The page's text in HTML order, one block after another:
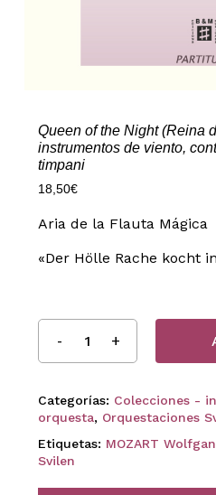
Queen of the Night (Reina
instrumentos de viento,
timpani
18,50€
Aria de la Flauta Mágica
«Der Hölle Rache kocht
Categorías: Colecciones -
orquesta, Orquestaciones
Etiquetas: MOZART
Svilen